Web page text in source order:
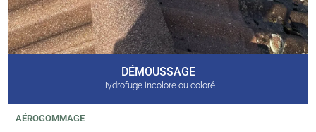
DÉMOUSSAGE
Hydrofuge incolore ou coloré
AÉROGOMMAGE